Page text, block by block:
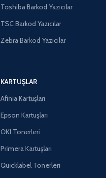
Toshiba Barkod Yazıcılar
TSC Barkod Yazıcılar
Zebra Barkod Yazıcılar
KARTUŞLAR
Afinia Kartuşları
Epson Kartuşları
OKI Tonerleri
Primera Kartuşları
Quicklabel Tonerleri